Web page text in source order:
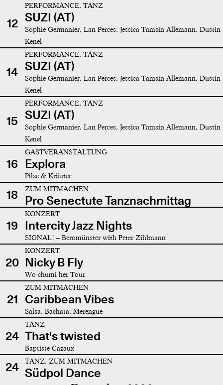
12
PERFORMANCE, TANZ
SUZI (AT)
Sophie Germanier, Lan Perces, Jessica Tamsin Allemann, Dustin
Kenel
14
PERFORMANCE, TANZ
SUZI (AT)
Sophie Germanier, Lan Perces, Jessica Tamsin Allemann, Dustin
Kenel
15
PERFORMANCE, TANZ
SUZI (AT)
Sophie Germanier, Lan Perces, Jessica Tamsin Allemann, Dustin
Kenel
16
GASTVERANSTALTUNG
Explora
Pilze & Kräuter
18 ZUM MITMACHEN
Pro Senectute Tanznachmittag
19
KONZERT
Intercity Jazz Nights
SIGNAL! – Beromünster with Peter Zihlmann
20
KONZERT
Nicky B Fly
Wo chumi her Tour
21
ZUM MITMACHEN
Caribbean Vibes
Salsa, Bachata, Merengue
24
TANZ
That's twisted
Baptiste Cazaux
24 TANZ, ZUM MITMACHEN
Südpol Dance